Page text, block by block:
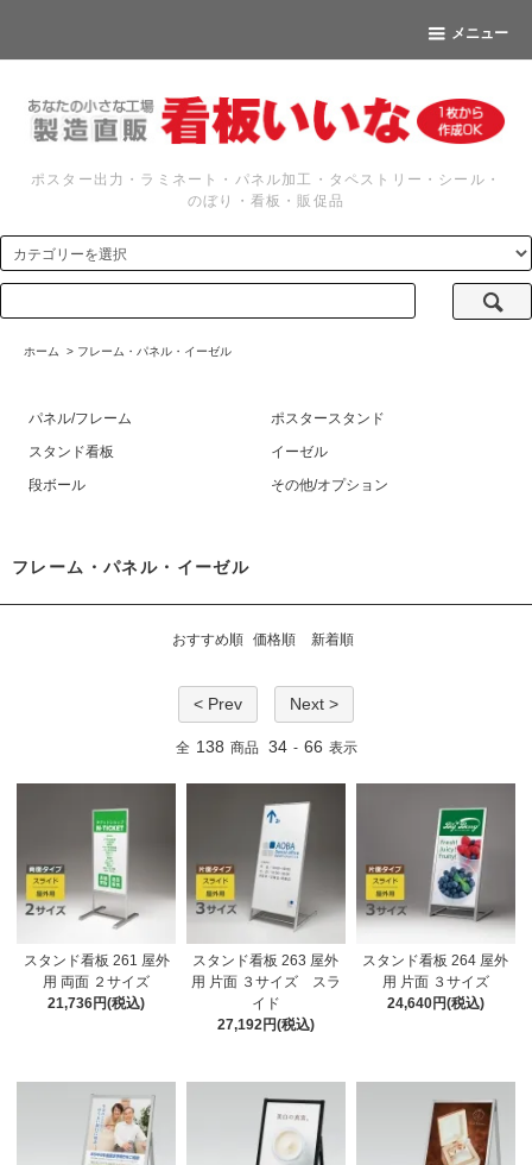
メニュー
ポスター出力・ラミネート・パネル加工・タペストリー・シール・
のぼり・看板・販促品
ホーム > フレーム・パネル・イーゼル
パネル/フレーム
ポスタースタンド
スタンド看板
イーゼル
段ボール
その他/オプション
フレーム・パネル・イーゼル
おすすめ順 価格順 新着順
< Prev Next >
全 138 商品 34 - 66 表示
スタンド看板 261 屋外
用 両面 ２サイズ
21,736円(税込)
スタンド看板 263 屋外
用 片面 ３サイズ スラ
イド
27,192円(税込)
スタンド看板 264 屋外
用 片面 ３サイズ
24,640円(税込)